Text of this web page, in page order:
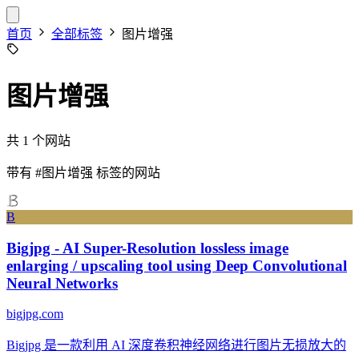
首页 全部标签 图片增强
图片增强
共 1 个网站
带有 #图片增强 标签的网站
B
Bigjpg - AI Super-Resolution lossless image
enlarging / upscaling tool using Deep Convolutional
Neural Networks
bigjpg.com
Bigjpg 是一款利用 AI 深度卷积神经网络进行图片无损放大的